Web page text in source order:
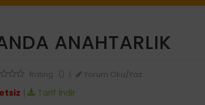
ANAHTARLIK
Rating : () Yorum Oku/Yaz
|
Tarif İndir